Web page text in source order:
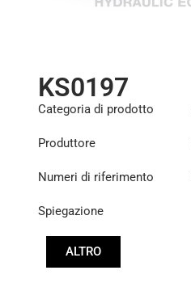
KS0197
Categoria di prodotto
Produttore
Numeri di riferimento
Spiegazione
ALTRO